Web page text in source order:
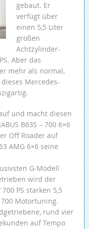
gebaut. Er
verfügt über
einen 5,5 Liter
großen
Achtzylinder-
Aber das
mehr als normal,
Mercedes-
und macht diesen
B63S – 700 6×6
Off Roader auf
AMG 6×6 seine
G-Modell
wird der
PS starken 5,5
700 Motortuning.
rund vier
auf Tempo